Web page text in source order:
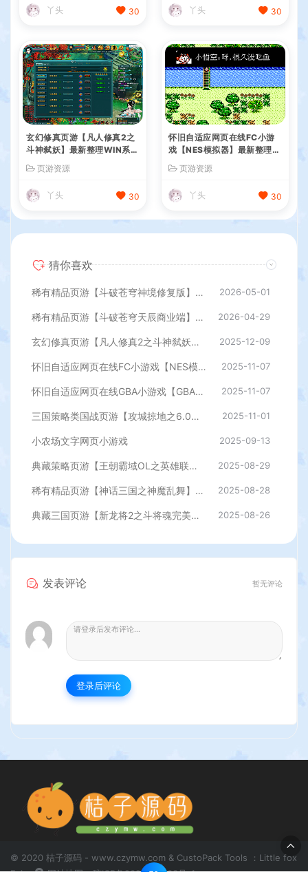
丫头 30 丫头 30
玄幻修真页游【凡人修真2之
斗神弑妖】最新整理WIN系服
+外网教程
页游资源
丫头 30
怀旧自适应网页在线FC小游
戏【NES模拟器】最新整理W
端+管理后台+支持手柄+存档
页游资源
丫头 30
猜你喜欢
稀有精品页游【斗破苍穹神境修复版】最新整理单机一键即玩镜像端+Linux手工服务端+管理后台+详细搭建教程 2026-05-01
稀有精品页游【斗破苍穹天辰商业端】最新整理单机一键即玩镜像端+Linux手工服务端+管理后台+详细搭建教程 2026-04-29
玄幻修真页游【凡人修真2之斗神弑妖】最新整理WIN系服务端+GM工具+详细搭建教程+外网教程 2025-12-09
怀旧自适应网页在线FC小游戏【NES模拟器】最新整理WIN系服务端+Linux手工服务端+管理后台+支持手柄+存档 2025-11-07
怀旧自适应网页在线GBA小游戏【GBA模拟器】最新整理WIN系服务端+Linux手工服务端+管理后台+支持手柄+存档 2025-11-07
三国策略类国战页游【攻城掠地之6.0东吴大帝版】最新整理WIN系服务端+管理后台+详细外网教程 2025-11-01
小农场文字网页小游戏 2025-09-13
典藏策略页游【王朝霸域OL之英雄联盟】最新整理单机一键即玩镜像端+Linux手工服务端+充值后台+详细外网搭建教程 2025-08-29
稀有精品页游【神话三国之神魔乱舞】最新整理Win一键服务端+货币充值教程+假人播报+详细外网搭建教程 2025-08-28
典藏三国页游【新龙将2之斗将魂完美双绝四圣版】最新整理Win一键服务端+开区教程+加武将教程+充值教程+详细外网搭建教程 2025-08-26
发表评论 暂无评论
登录后评论
© 2020 桔子源码 - www.czymw.com & CustoPack Tools ：Little fox